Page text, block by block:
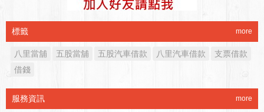
標籤 more
八里當舖 五股當舖 五股汽車借款 八里汽車借款
支票借款
借錢
服務資訊 more
五股機車借款額度可以到多少？
五股機車借款辦理條件寬鬆便利，撥款